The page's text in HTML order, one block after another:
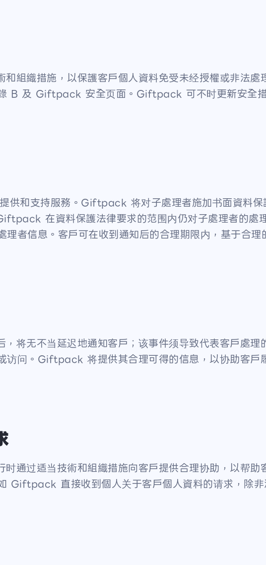
組織措施，以保護客戶個人資料免受未经授權或非法處
B 及 Giftpack 安全页面。Giftpack 可不时更新安全
和支持服務。Giftpack 将对子處理者施加书面資料保
在資料保護法律要求的范围内仍对子處理者的
理者信息。客戶可在收到通知后的合理期限内，基于合
将无不当延迟地通知客戶；该事件须导致代表客戶處理
访问。Giftpack 将提供其合理可得的信息，以协助客戶
通过适当技術和組織措施向客戶提供合理协助，以帮助
Giftpack 直接收到個人关于客戶個人資料的请求，除